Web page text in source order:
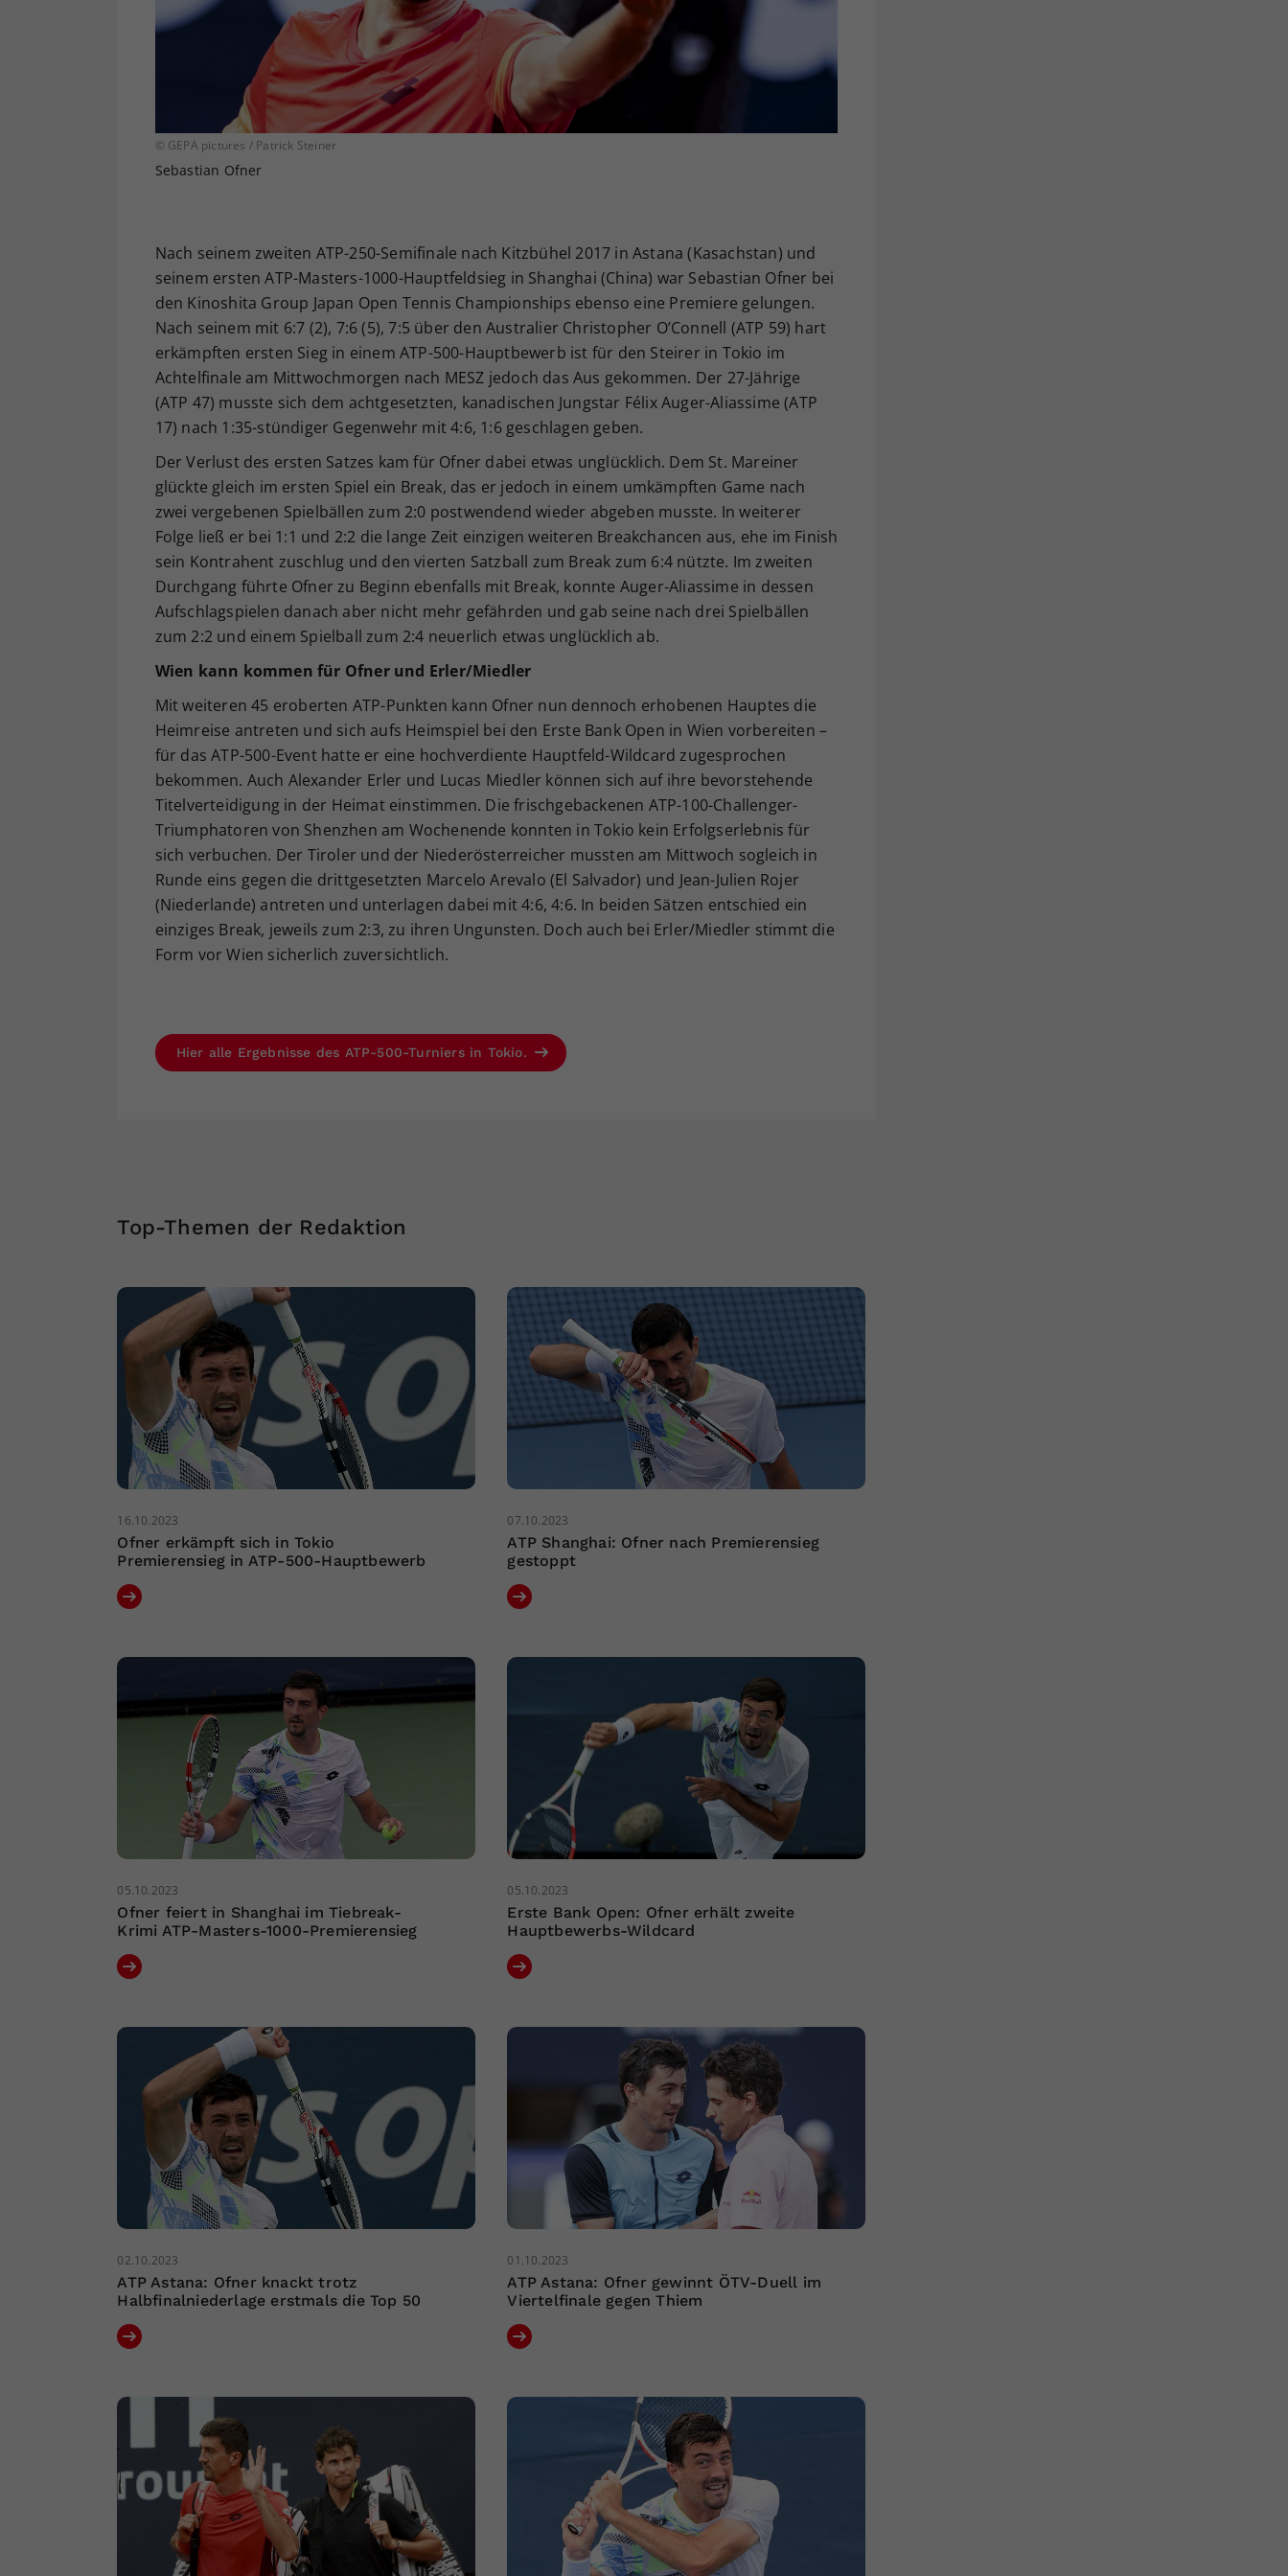
© GEPA pictures / Patrick Steiner
Sebastian Ofner
Nach seinem zweiten ATP-250-Semifinale nach Kitzbühel 2017 in Astana (Kasachstan) und
seinem ersten ATP-Masters-1000-Hauptfeldsieg in Shanghai (China) war Sebastian Ofner bei
den Kinoshita Group Japan Open Tennis Championships ebenso eine Premiere gelungen.
Nach seinem mit 6:7 (2), 7:6 (5), 7:5 über den Australier Christopher O’Connell (ATP 59) hart
erkämpften ersten Sieg in einem ATP-500-Hauptbewerb ist für den Steirer in Tokio im
Achtelfinale am Mittwochmorgen nach MESZ jedoch das Aus gekommen. Der 27-Jährige
(ATP 47) musste sich dem achtgesetzten, kanadischen Jungstar Félix Auger-Aliassime (ATP
17) nach 1:35-stündiger Gegenwehr mit 4:6, 1:6 geschlagen geben.
Der Verlust des ersten Satzes kam für Ofner dabei etwas unglücklich. Dem St. Mareiner
glückte gleich im ersten Spiel ein Break, das er jedoch in einem umkämpften Game nach
zwei vergebenen Spielbällen zum 2:0 postwendend wieder abgeben musste. In weiterer
Folge ließ er bei 1:1 und 2:2 die lange Zeit einzigen weiteren Breakchancen aus, ehe im Finish
sein Kontrahent zuschlug und den vierten Satzball zum Break zum 6:4 nützte. Im zweiten
Durchgang führte Ofner zu Beginn ebenfalls mit Break, konnte Auger-Aliassime in dessen
Aufschlagspielen danach aber nicht mehr gefährden und gab seine nach drei Spielbällen
zum 2:2 und einem Spielball zum 2:4 neuerlich etwas unglücklich ab.
Wien kann kommen für Ofner und Erler/Miedler
Mit weiteren 45 eroberten ATP-Punkten kann Ofner nun dennoch erhobenen Hauptes die
Heimreise antreten und sich aufs Heimspiel bei den Erste Bank Open in Wien vorbereiten –
für das ATP-500-Event hatte er eine hochverdiente Hauptfeld-Wildcard zugesprochen
bekommen. Auch Alexander Erler und Lucas Miedler können sich auf ihre bevorstehende
Titelverteidigung in der Heimat einstimmen. Die frischgebackenen ATP-100-Challenger-
Triumphatoren von Shenzhen am Wochenende konnten in Tokio kein Erfolgserlebnis für
sich verbuchen. Der Tiroler und der Niederösterreicher mussten am Mittwoch sogleich in
Runde eins gegen die drittgesetzten Marcelo Arevalo (El Salvador) und Jean-Julien Rojer
(Niederlande) antreten und unterlagen dabei mit 4:6, 4:6. In beiden Sätzen entschied ein
einziges Break, jeweils zum 2:3, zu ihren Ungunsten. Doch auch bei Erler/Miedler stimmt die
Form vor Wien sicherlich zuversichtlich.
Hier alle Ergebnisse des ATP-500-Turniers in Tokio.
Top-Themen der Redaktion
16.10.2023
Ofner erkämpft sich in Tokio
Premierensieg in ATP-500-Hauptbewerb
07.10.2023
ATP Shanghai: Ofner nach Premierensieg
gestoppt
05.10.2023
Ofner feiert in Shanghai im Tiebreak-
Krimi ATP-Masters-1000-Premierensieg
05.10.2023
Erste Bank Open: Ofner erhält zweite
Hauptbewerbs-Wildcard
02.10.2023
ATP Astana: Ofner knackt trotz
Halbfinalniederlage erstmals die Top 50
01.10.2023
ATP Astana: Ofner gewinnt ÖTV-Duell im
Viertelfinale gegen Thiem
Ihrer vorgenommen Einstellungen, falls der
Webseiten-Betreiber dies eingestellt hat.